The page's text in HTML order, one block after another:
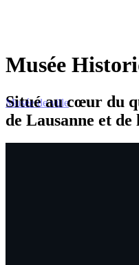
Musée de ville
Musée
Situé au cœur du
de Lausanne et